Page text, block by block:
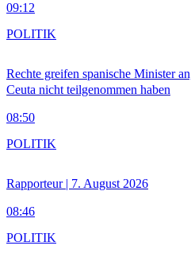
09:12
Rechte greifen spanische Minister
Ceuta nicht teilgenommen haben
08:50
POLITIK
Rapporteur | 7. August 2026
08:46
POLITIK
POLITIK